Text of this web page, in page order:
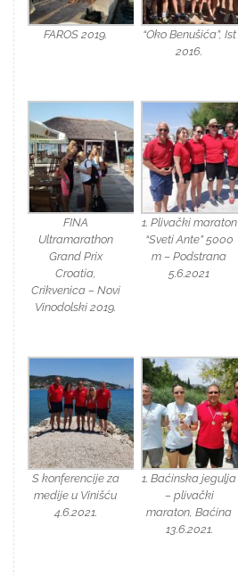
FAROS 2019.
“Oko Benušića”, Ist
2016.
FINA
Ultramarathon
Grand Prix
Croatia,
Crikvenica – Novi
Vinodolski 2019.
1. Plivački maraton
“Sveti Ante” 5000
m – Podstrana
5.6.2021
S konferencije za
medije u Vinišću
4.6.2021.
1. Baćinska jegulja
– plivački
maraton, Baćina
13.6.2021.